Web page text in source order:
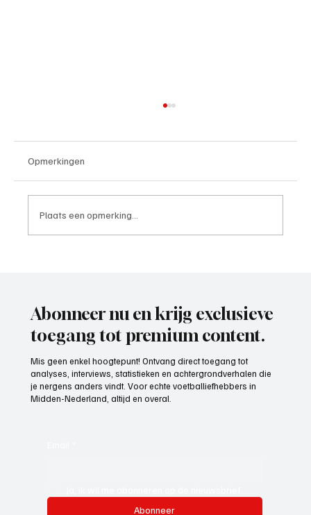
Opmerkingen
Plaats een opmerking...
Abonneer nu en krijg exclusieve
toegang tot premium content.
Mis geen enkel hoogtepunt! Ontvang direct toegang tot
analyses, interviews, statistieken en achtergrondverhalen die
je nergens anders vindt. Voor echte voetballiefhebbers in
Midden-Nederland, altijd en overal.
Abonneer